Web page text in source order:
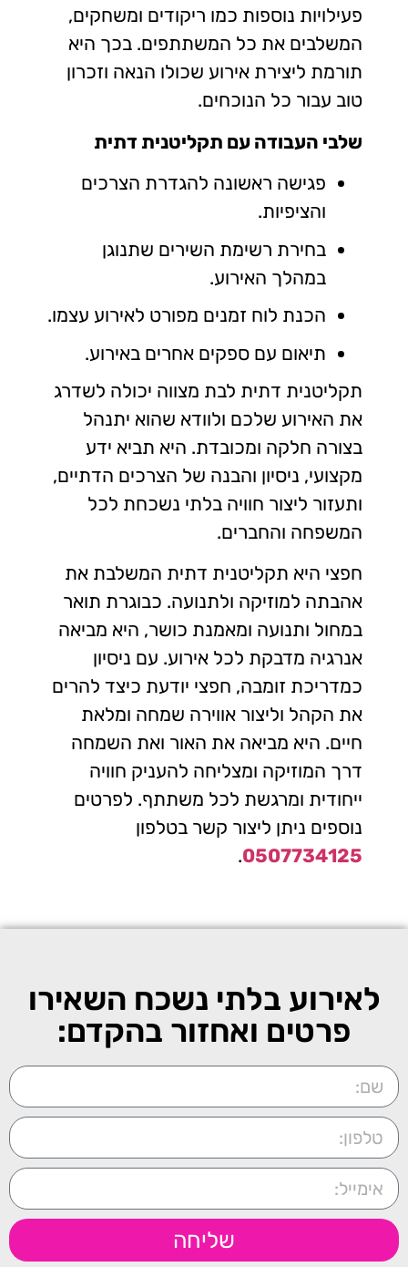
פעילויות נוספות כמו ריקודים ומשחקים,
המשלבים את כל המשתתפים. בכך היא
תורמת ליצירת אירוע שכולו הנאה וזכרון
טוב עבור כל הנוכחים.
שלבי העבודה עם תקליטנית דתית
פגישה ראשונה להגדרת הצרכים
והציפיות.
בחירת רשימת השירים שתנוגן
במהלך האירוע.
הכנת לוח זמנים מפורט לאירוע עצמו.
תיאום עם ספקים אחרים באירוע.
תקליטנית דתית לבת מצווה יכולה לשדרג
את האירוע שלכם ולוודא שהוא יתנהל
בצורה חלקה ומכובדת. היא תביא ידע
מקצועי, ניסיון והבנה של הצרכים הדתיים,
ותעזור ליצור חוויה בלתי נשכחת לכל
המשפחה והחברים.
חפצי היא תקליטנית דתית המשלבת את
אהבתה למוזיקה ולתנועה. כבוגרת תואר
במחול ותנועה ומאמנת כושר, היא מביאה
אנרגיה מדבקת לכל אירוע. עם ניסיון
כמדריכת זומבה, חפצי יודעת כיצד להרים
את הקהל וליצור אווירה שמחה ומלאת
חיים. היא מביאה את האור ואת השמחה
דרך המוזיקה ומצליחה להעניק חוויה
ייחודית ומרגשת לכל משתתף. לפרטים
נוספים ניתן ליצור קשר בטלפון
0507734125
.
לאירוע בלתי נשכח השאירו
פרטים ואחזור בהקדם:
שליחה